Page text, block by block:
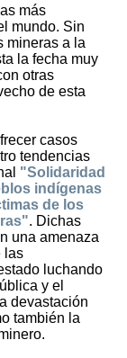
más
mundo. Sin
mineras a la
la fecha muy
otras
de esta
casos
tendencias
"Solidaridad
indígenas
de los
. Dichas
una amenaza
las
luchando
y el
devastación
también la